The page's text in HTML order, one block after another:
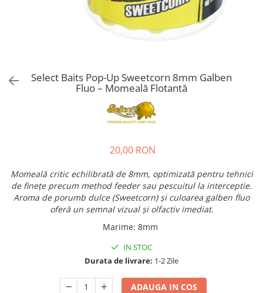
Select Baits Pop-Up Sweetcorn 8mm Galben
Fluo – Momeală Flotantă
20,00 RON
Momeală critic echilibrată de 8mm, optimizată pentru tehnici
de finețe precum method feeder sau pescuitul la interceptie.
Aroma de porumb dulce (Sweetcorn) și culoarea galben fluo
oferă un semnal vizual și olfactiv imediat.
Marime: 8mm
IN STOC
Durata de livrare: 1-2 Zile
ADAUGA IN COS